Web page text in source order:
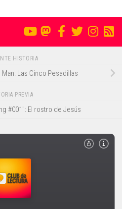
HISTORIA
Las Cinco Pesadillas
PREVIA
#001": El rostro de Jesús